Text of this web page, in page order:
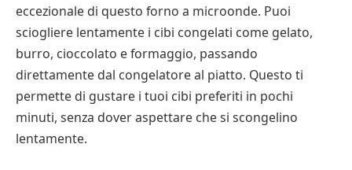
eccezionale di questo forno a microonde. Puoi
sciogliere lentamente i cibi congelati come gelato,
burro, cioccolato e formaggio, passando
direttamente dal congelatore al piatto. Questo ti
permette di gustare i tuoi cibi preferiti in pochi
minuti, senza dover aspettare che si scongelino
lentamente.